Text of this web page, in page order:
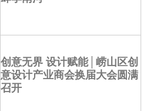
创意无界 设计赋能│崂山区创
意设计产业商会换届大会圆满
召开